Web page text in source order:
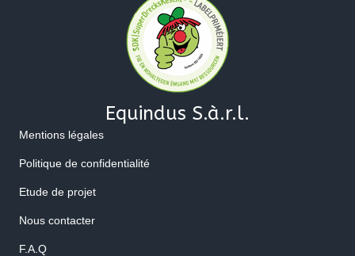
Equindus S.à.r.l.
Mentions légales
Politique de confidentialité
Etude de projet
Nous contacter
F.A.Q